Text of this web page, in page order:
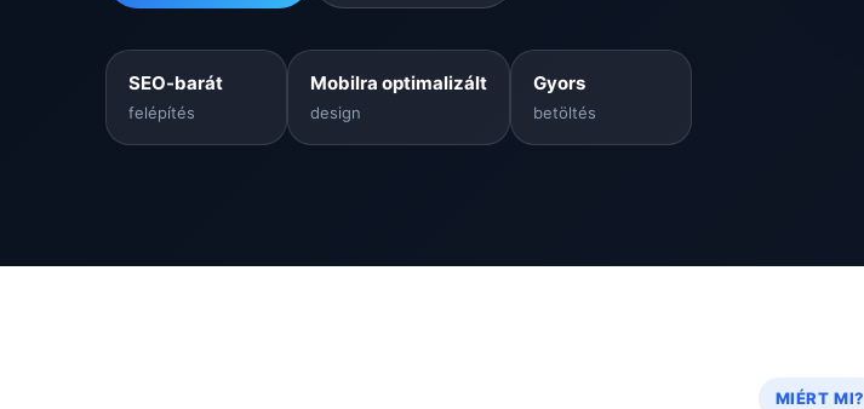
SEO-barát
felépítés
Mobilra optimalizált
design
Gyors
betöltés
MIÉRT MI?